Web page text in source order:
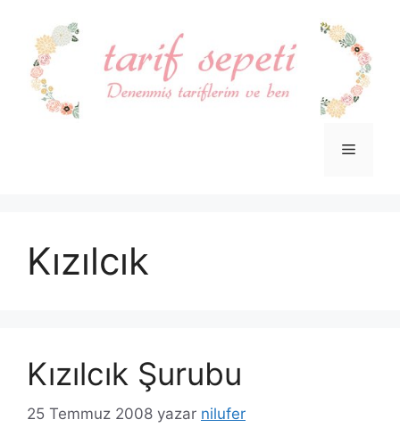
Menü
Kızılcık
Kızılcık Şurubu
25 Temmuz 2008 yazar nilufer